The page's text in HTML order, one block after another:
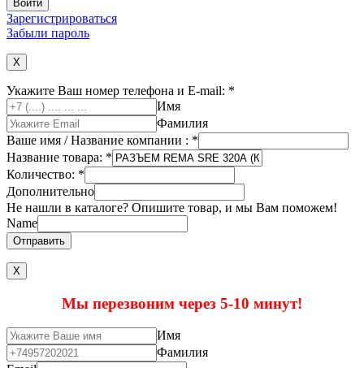
Зарегистрироваться
Забыли пароль
X
Укажите Ваш номер телефона и E-mail: *
Имя
Фамилия
Ваше имя / Название компании : *
Название товара: *
Количество: *
Дополнительно
Не нашли в каталоге? Опишите товар, и мы Вам поможем!
Name
Отправить
Х
Мы перезвоним через 5-10 минут!
Имя
Фамилия